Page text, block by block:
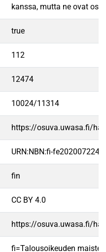
kanssa, mutta ne ovat
true
112
12474
10024/11314
https://osuva.uwasa.fi/
URN:NBN:fi-
fin
CC BY 4.0
https://osuva.uwasa.fi/
fi=Talousoikeuden